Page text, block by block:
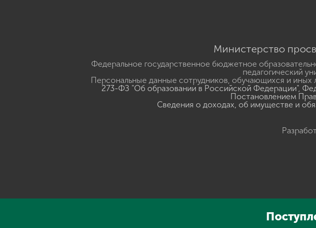
Министерство
Федеральное государственное бюджетное
педагогический
Персональные данные сотрудников, обучающихся и иных
273-ФЗ "Об образовании в Российской Федерации",
Постановлением
Сведения о доходах, об имуществе и